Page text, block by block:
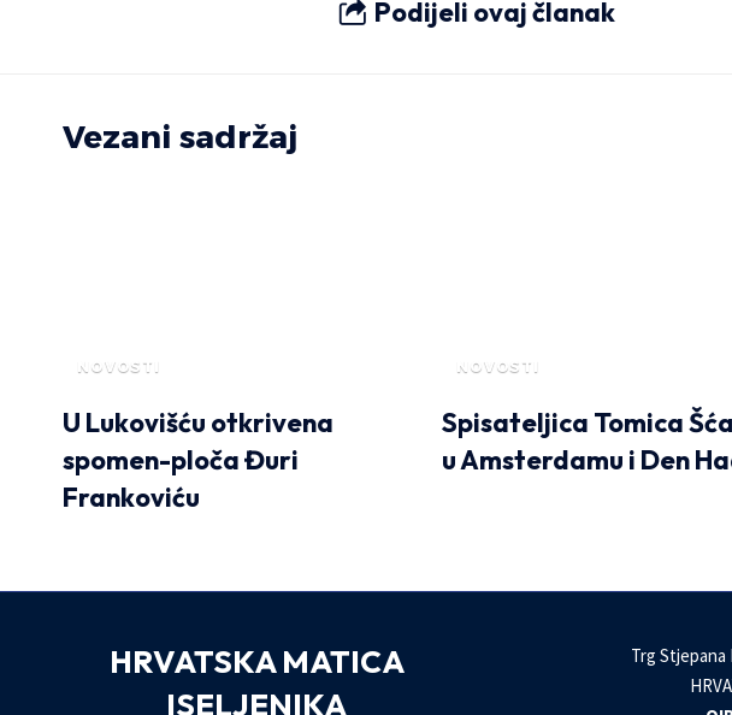
Podijeli ovaj članak
Vezani sadržaj
NOVOSTI
U Lukovišću otkrivena
spomen-ploča Đuri
Frankoviću
NOVOSTI
Spisateljica Tomica
u Amsterdamu i Den
HRVATSKA MATICA
ISELJENIKA
Trg Stjepana